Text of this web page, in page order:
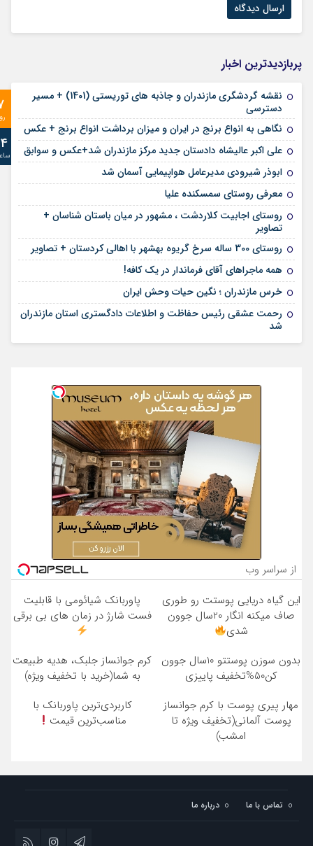
پربازدیدترین اخبار
نقشه گردشگری مازندران و جاذبه های توریستی (1401) + مسیر
دسترسی
نگاهی به انواع برنج در ایران و میزان برداشت انواع برنج + عکس
علی‌ اکبر عالیشاه دادستان جدید مرکز مازندران شد+عکس و سوابق
ابوذر شیرودی مدیرعامل هواپیمایی آسمان شد
معرفی روستای سمسکنده علیا
روستای اجابیت کلاردشت ، مشهور در میان باستان شناسان +
تصاویر
روستای 300 ساله سرخ ‌گریوه بهشهر با اهالی کردستان + تصاویر
همه ماجراهای آقای فرماندار در یک کافه!
خرس مازندران ؛ نگین حیات وحش ایران
رحمت عشقی رئیس حفاظت و اطلاعات دادگستری استان مازندران
شد
از سراسر وب
این گیاه دریایی پوستت رو طوری
صاف میکنه انگار 20سال جوون
شدی
پاوربانک شیائومی با قابلیت
فست شارژ در زمان های بی برقی
بدون سوزن پوستتو 10سال جوون
کن50%تخفیف پاییزی
کرم جوانساز جلبک، هدیه طبیعت
به شما(خرید با تخفیف ویژه)
مهار پیری پوست با کرم جوانساز
پوست آلمانی(تخفیف ویژه تا
امشب)
کاربردی‌ترین پاوربانک با
مناسب‌ترین قیمت
تماس با ما درباره ما